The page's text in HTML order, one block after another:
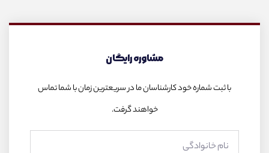
مشاوره رایگان
با ثبت شماره خود کارشناسان ما در سریعترین زمان با شما تماس
خواهند گرفت.